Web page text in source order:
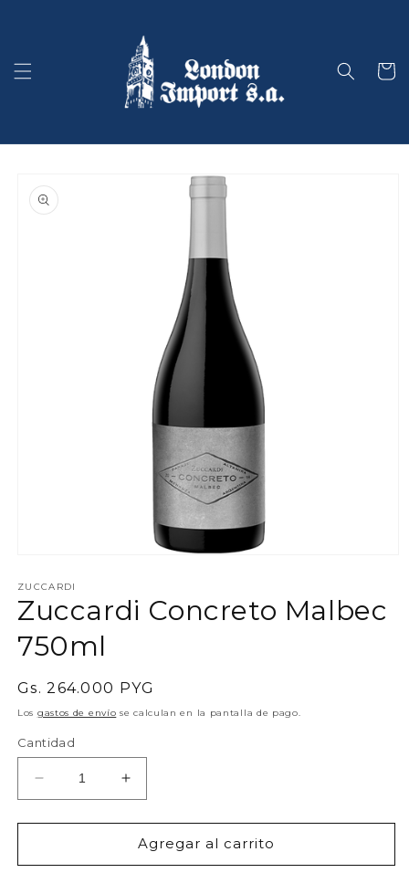
Carrito
información
multimedia
1
en
ventana
modal
ZUCCARDI
Zuccardi Concreto Malbec
750ml
Precio
habitual
Gs. 264.000 PYG
Los gastos de envío se calculan en la pantalla de pago.
Cantidad
Reducir
cantidad
para
Concreto
Aumentar
cantidad
para
Zuccardi
Concreto
Agregar al carrito